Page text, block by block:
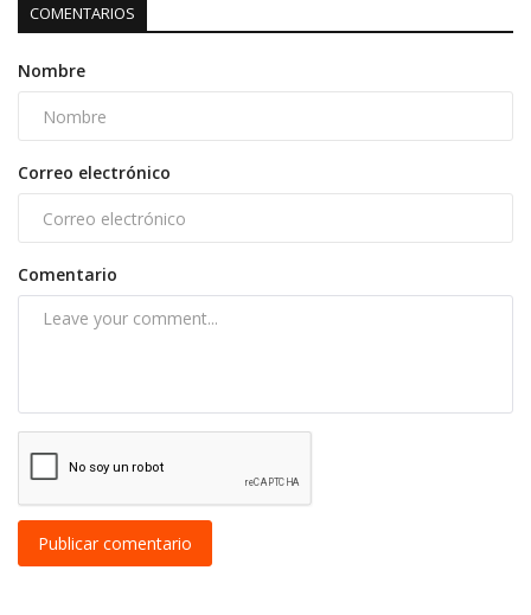
COMENTARIOS
Nombre
Correo electrónico
Comentario
Publicar comentario